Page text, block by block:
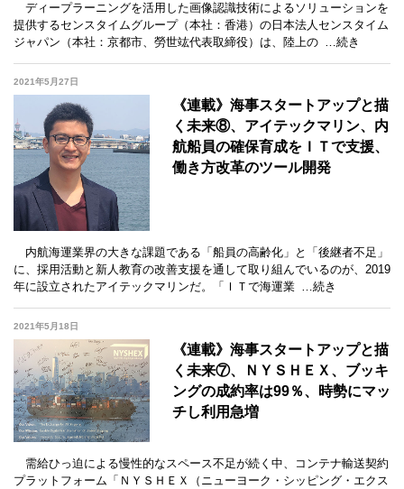
ディープラーニングを活用した画像認識技術によるソリューションを
提供するセンスタイムグループ（本社：香港）の日本法人センスタイム
ジャパン（本社：京都市、勞世竑代表取締役）は、陸上の …続き
2021年5月27日
《連載》海事スタートアップと描
く未来⑧、アイテックマリン、内
航船員の確保育成をＩＴで支援、
働き方改革のツール開発
内航海運業界の大きな課題である「船員の高齢化」と「後継者不足」
に、採用活動と新人教育の改善支援を通して取り組んでいるのが、2019
年に設立されたアイテックマリンだ。「ＩＴで海運業 …続き
2021年5月18日
《連載》海事スタートアップと描
く未来⑦、ＮＹＳＨＥＸ、ブッキ
ングの成約率は99％、時勢にマッ
チし利用急増
需給ひっ迫による慢性的なスペース不足が続く中、コンテナ輸送契約
プラットフォーム「ＮＹＳＨＥＸ（ニューヨーク・シッピング・エクス